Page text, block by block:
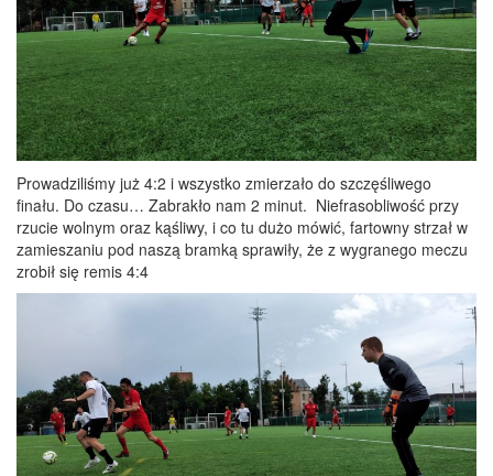
Prowadziliśmy już 4:2 i wszystko zmierzało do szczęśliwego
finału. Do czasu… Zabrakło nam 2 minut. Niefrasobliwość przy
rzucie wolnym oraz kąśliwy, i co tu dużo mówić, fartowny strzał w
zamieszaniu pod naszą bramką sprawiły, że z wygranego meczu
zrobił się remis 4:4